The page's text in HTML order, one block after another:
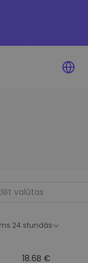
24 stundās
18.6B €